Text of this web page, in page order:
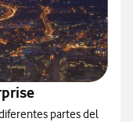
partes del